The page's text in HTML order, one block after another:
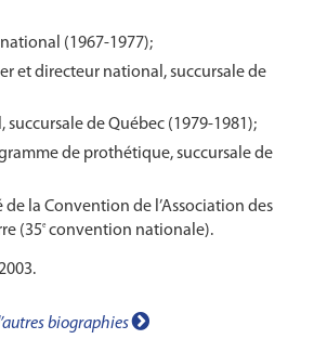
(1967-1977);
et directeur national, succursale de
de Québec (1979-1981);
de prothétique, succursale de
la Convention de l’Association des
(35econvention nationale).
biographies